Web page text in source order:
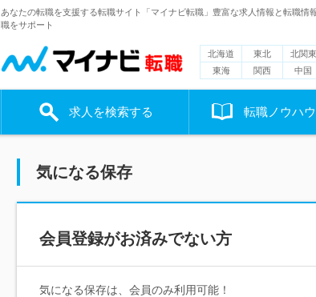
あなたの転職を支援する転職サイト「マイナビ転職」豊富な求人情報と転職情
職をサポート
北海道 東北 北関東
東海
関西 中国
求人を検索する 転職ノウハウ
気になる保存
会員登録がお済みでない方
気になる保存は、会員のみ利用可能！